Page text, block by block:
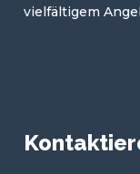
vielfältigem